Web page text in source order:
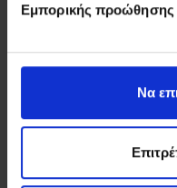
Εμπορικής προώθησης
Να